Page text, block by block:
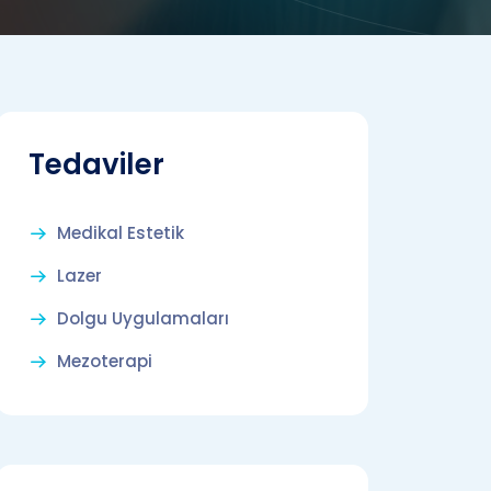
Tedaviler
Medikal Estetik
Lazer
Dolgu Uygulamaları
Mezoterapi